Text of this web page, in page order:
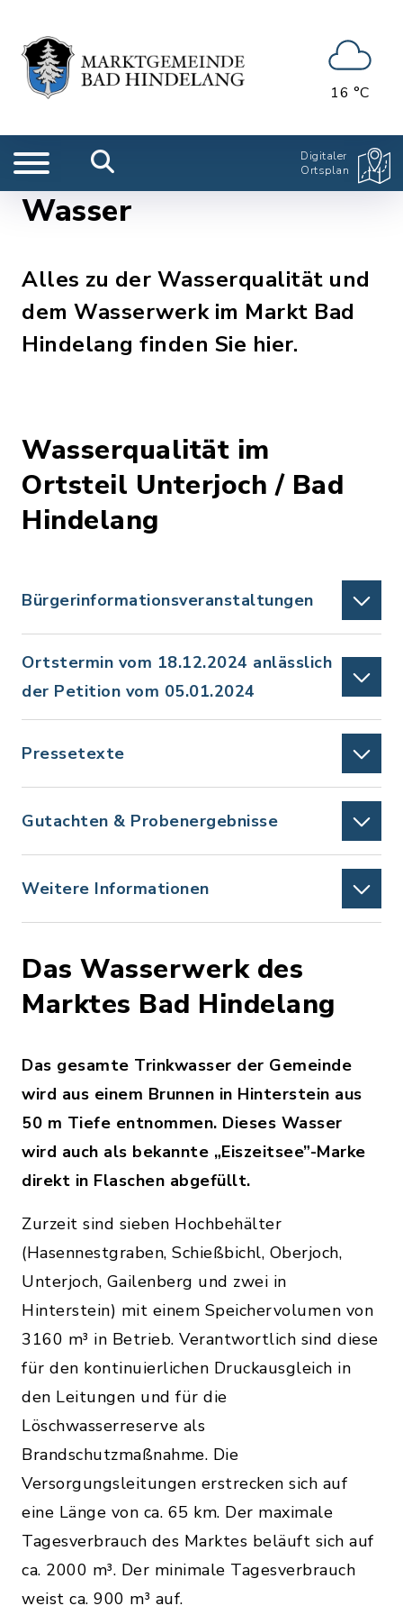
16 °C
Digitaler
Ortsplan
Wasser
Alles zu der Wasserqualität und
dem Wasserwerk im Markt Bad
Hindelang finden Sie hier.
Wasserqualität im
Ortsteil Unterjoch / Bad
Hindelang
Bürgerinformationsveranstaltungen
Ortstermin vom 18.12.2024 anlässlich
der Petition vom 05.01.2024
Pressetexte
Gutachten & Probenergebnisse
Weitere Informationen
Das Wasserwerk des
Marktes Bad Hindelang
Das gesamte Trinkwasser der Gemeinde
wird aus einem Brunnen in Hinterstein aus
50 m Tiefe entnommen. Dieses Wasser
wird auch als bekannte „Eiszeitsee”-Marke
direkt in Flaschen abgefüllt.
Zurzeit sind sieben Hochbehälter
(Hasennestgraben, Schießbichl, Oberjoch,
Unterjoch, Gailenberg und zwei in
Hinterstein) mit einem Speichervolumen von
3160 m³ in Betrieb. Verantwortlich sind diese
für den kontinuierlichen Druckausgleich in
den Leitungen und für die
Löschwasserreserve als
Brandschutzmaßnahme. Die
Versorgungsleitungen erstrecken sich auf
eine Länge von ca. 65 km. Der maximale
Tagesverbrauch des Marktes beläuft sich auf
ca. 2000 m³. Der minimale Tagesverbrauch
weist ca. 900 m³ auf.